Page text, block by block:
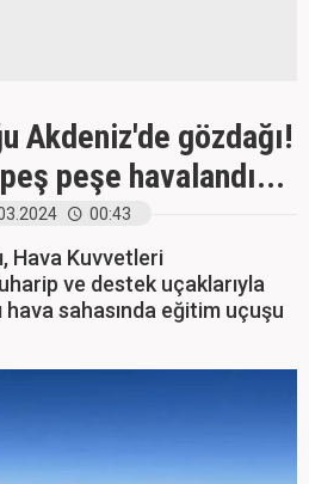
Akdeniz'de gözdağı!
peşe havalandı...
00:43
Hava Kuvvetleri
ve destek uçaklarıyla
sahasında eğitim uçuşu